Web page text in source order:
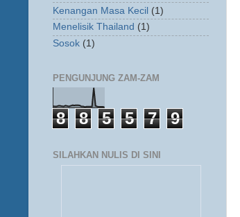
Kenangan Masa Kecil (1)
Menelisik Thailand (1)
Sosok (1)
PENGUNJUNG ZAM-ZAM
8 8 5 5 7 9
SILAHKAN NULIS DI SINI